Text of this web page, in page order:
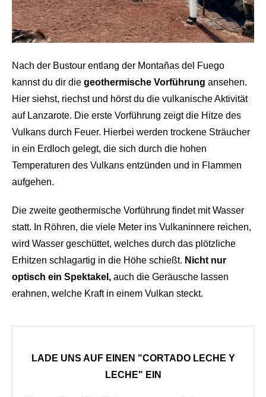
Nach der Bustour entlang der Montañas del Fuego
kannst du dir die geothermische Vorführung ansehen.
Hier siehst, riechst und hörst du die vulkanische Aktivität
auf Lanzarote. Die erste Vorführung zeigt die Hitze des
Vulkans durch Feuer. Hierbei werden trockene Sträucher
in ein Erdloch gelegt, die sich durch die hohen
Temperaturen des Vulkans entzünden und in Flammen
aufgehen.
Die zweite geothermische Vorführung findet mit Wasser
statt. In Röhren, die viele Meter ins Vulkaninnere reichen,
wird Wasser geschüttet, welches durch das plötzliche
Erhitzen schlagartig in die Höhe schießt. Nicht nur
optisch ein Spektakel, auch die Geräusche lassen
erahnen, welche Kraft in einem Vulkan steckt.
LADE UNS AUF EINEN "CORTADO LECHE Y
LECHE" EIN